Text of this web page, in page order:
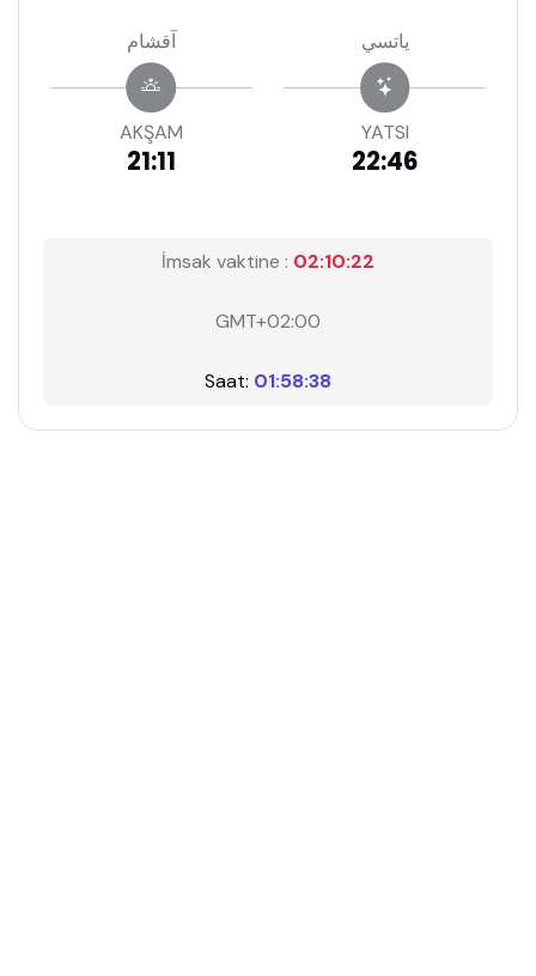
آقشام
AKŞAM
21:11
ياتسي
YATSI
22:46
İmsak vaktine :02:10:21
GMT+02:00
Saat: 01:58:39